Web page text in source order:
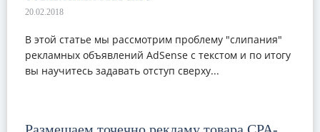
В этой статье мы рассмотрим проблему "слипания"
рекламных объявлений AdSense с текстом и по итогу
вы научитесь задавать отступ сверху...